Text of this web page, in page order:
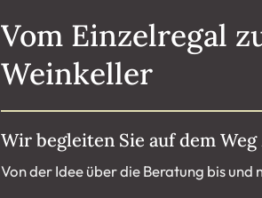
Vom Einzelregal
Weinkeller
Wir begleiten Sie auf dem
Von der Idee über die Beratung bis